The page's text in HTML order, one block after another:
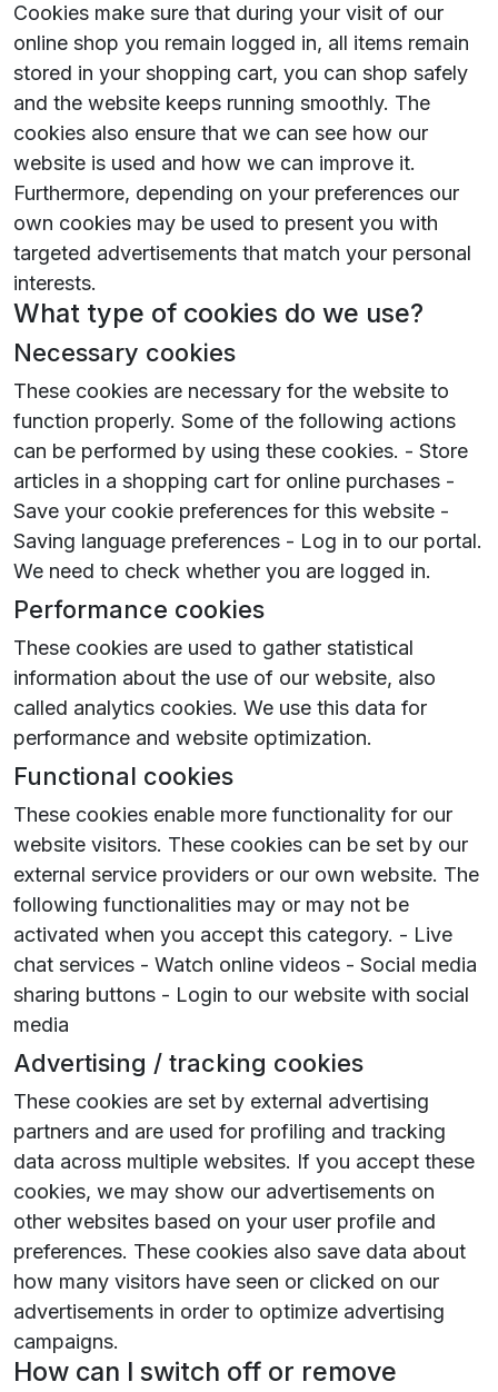
Cookies make sure that during your visit of our
online shop you remain logged in, all items remain
stored in your shopping cart, you can shop safely
and the website keeps running smoothly. The
cookies also ensure that we can see how our
website is used and how we can improve it.
Furthermore, depending on your preferences our
own cookies may be used to present you with
targeted advertisements that match your personal
interests.
What type of cookies do we use?
Necessary cookies
These cookies are necessary for the website to
function properly. Some of the following actions
can be performed by using these cookies. - Store
articles in a shopping cart for online purchases -
Save your cookie preferences for this website -
Saving language preferences - Log in to our portal.
We need to check whether you are logged in.
Performance cookies
These cookies are used to gather statistical
information about the use of our website, also
called analytics cookies. We use this data for
performance and website optimization.
Functional cookies
These cookies enable more functionality for our
website visitors. These cookies can be set by our
external service providers or our own website. The
following functionalities may or may not be
activated when you accept this category. - Live
chat services - Watch online videos - Social media
sharing buttons - Login to our website with social
media
Advertising / tracking cookies
These cookies are set by external advertising
partners and are used for profiling and tracking
data across multiple websites. If you accept these
cookies, we may show our advertisements on
other websites based on your user profile and
preferences. These cookies also save data about
how many visitors have seen or clicked on our
advertisements in order to optimize advertising
campaigns.
How can I switch off or remove